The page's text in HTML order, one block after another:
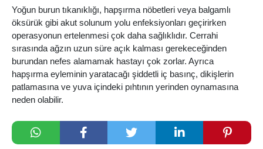
Yoğun burun tıkanıklığı, hapşırma nöbetleri veya balgamlı
öksürük gibi akut solunum yolu enfeksiyonları geçirirken
operasyonun ertelenmesi çok daha sağlıklıdır. Cerrahi
sırasında ağzın uzun süre açık kalması gerekeceğinden
burundan nefes alamamak hastayı çok zorlar. Ayrıca
hapşırma eyleminin yaratacağı şiddetli iç basınç, dikişlerin
patlamasına ve yuva içindeki pıhtının yerinden oynamasına
neden olabilir.